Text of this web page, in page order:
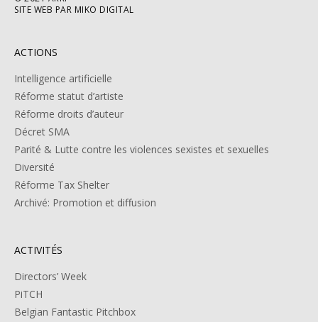
SITE WEB PAR MIKO DIGITAL
ACTIONS
Intelligence artificielle
Réforme statut d’artiste
Réforme droits d’auteur
Décret SMA
Parité & Lutte contre les violences sexistes et sexuelles
Diversité
Réforme Tax Shelter
Archivé: Promotion et diffusion
ACTIVITÉS
Directors’ Week
PiTCH
Belgian Fantastic Pitchbox